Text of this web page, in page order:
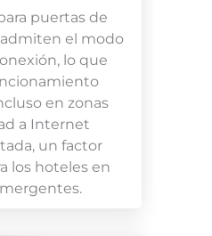
puertas de
el modo
lo que
en zonas
a Internet
un factor
los hoteles en